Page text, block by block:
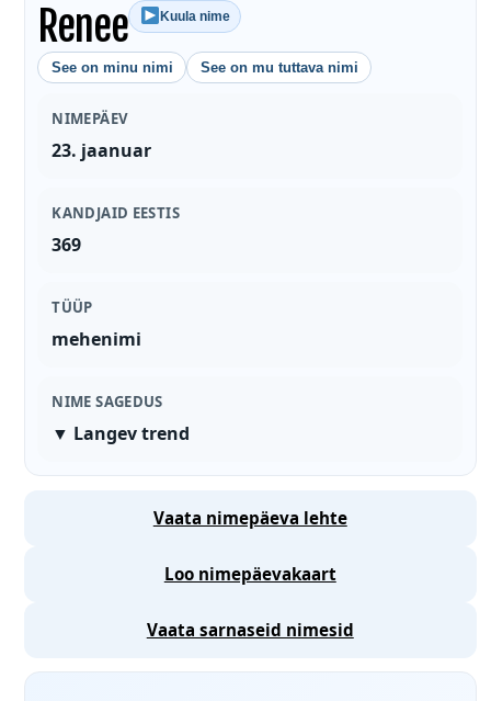
Renee Kuula nime
See on minu nimi See on mu tuttava nimi
NIMEPÄEV
23. jaanuar
KANDJAID EESTIS
369
TÜÜP
mehenimi
NIME SAGEDUS
▼ Langev trend
Vaata nimepäeva lehte
Loo nimepäevakaart
Vaata sarnaseid nimesid